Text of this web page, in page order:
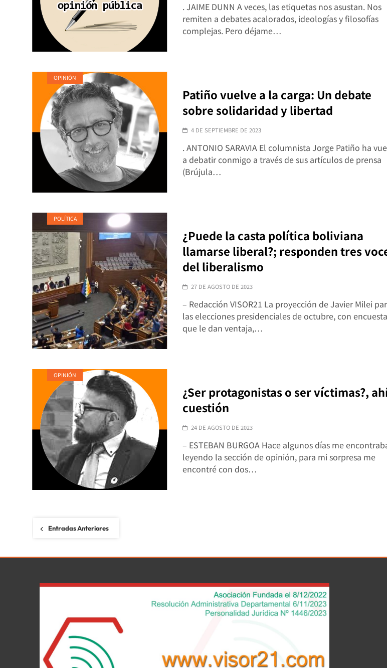
. JAIME DUNN A veces, las etiquetas nos asustan. Nos
remiten a debates acalorados, ideologías y filosofías
complejas. Pero déjame…
OPINIÓN
Patiño vuelve a la carga: Un debate
sobre solidaridad y libertad
4 DE SEPTIEMBRE DE 2023
. ANTONIO SARAVIA El columnista Jorge Patiño ha
a debatir conmigo a través de sus artículos de prensa
(Brújula…
POLÍTICA
¿Puede la casta política boliviana
llamarse liberal?; responden tres
del liberalismo
27 DE AGOSTO DE 2023
– Redacción VISOR21 La proyección de Javier Milei
las elecciones presidenciales de octubre, con
que le dan ventaja,…
OPINIÓN
¿Ser protagonistas o ser víctimas?,
cuestión
24 DE AGOSTO DE 2023
– ESTEBAN BURGOA Hace algunos días me
leyendo la sección de opinión, para mi sorpresa me
encontré con dos…
Navegación
entradas
Entradas Anteriores